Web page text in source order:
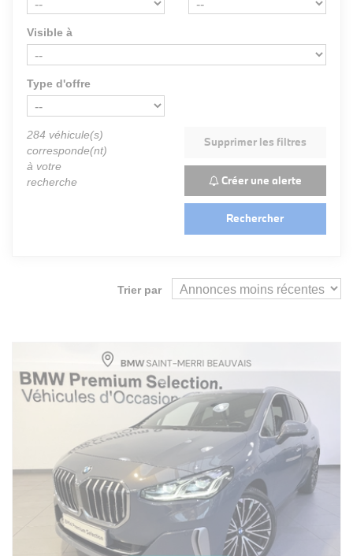
Visible à
Type d'offre
284 véhicule(s)
corresponde(nt)
à votre
recherche
Supprimer les filtres
Créer une alerte
Rechercher
Trier par